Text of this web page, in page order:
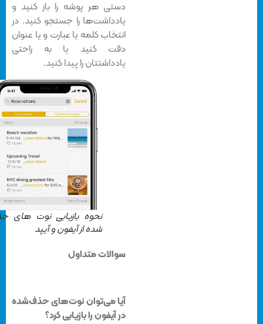
دستی هر پوشه را باز کنید و
یادداشت‌ها را جستجو کنید. در
انتخاب کلمه یا عبارت و یا عنوان
دقت کنید یا به راحتی
یادداشتتان را پیدا کنید.
نحوه بازیابی نوت های حذف
شده از آیفون و آیپد
سوالات متداول
آیا می‌توان نوت‌های حذف‌شده
در آیفون را بازیابی کرد؟